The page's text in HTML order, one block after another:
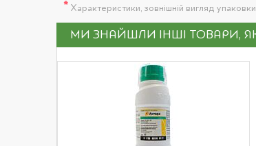
* Характеристики, зовнішній вигляд
МИ ЗНАЙШЛИ ІНШІ ТОВАРИ,